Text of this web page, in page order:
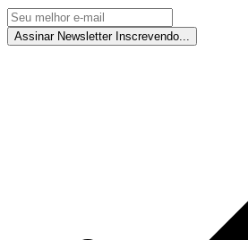
Assinar Newsletter Inscrevendo...